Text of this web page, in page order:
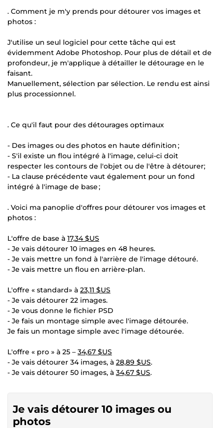
. Comment je m'y prends pour détourer vos images et
photos :
J'utilise un seul logiciel pour cette tâche qui est
évidemment Adobe Photoshop. Pour plus de détail et de
profondeur, je m'applique à détailler le détourage en le
faisant.
Manuellement, sélection par sélection. Le rendu est ainsi
plus processionnel.
. Ce qu'il faut pour des détourages optimaux
- Des images ou des photos en haute définition ;
- S'il existe un flou intégré à l'image, celui-ci doit
respecter les contours de l'objet ou de l'être à détourer;
- La clause précédente vaut également pour un fond
intégré à l'image de base ;
. Voici ma panoplie d'offres pour détourer vos images et
photos :
L'offre de base à 17,34 $US
- Je vais détourer 10 images en 48 heures.
- Je vais mettre un fond à l'arrière de l'image détouré.
- Je vais mettre un flou en arrière-plan.
L'offre « standard» à 23,11 $US
- Je vais détourer 22 images.
- Je vous donne le fichier PSD
- Je fais un montage simple avec l'image détourée.
Je fais un montage simple avec l'image détourée.
L'offre « pro » à 25 – 34,67 $US
- Je vais détourer 34 images, à 28,89 $US.
- Je vais détourer 50 images, à 34,67 $US.
Je vais détourer 10 images ou
photos